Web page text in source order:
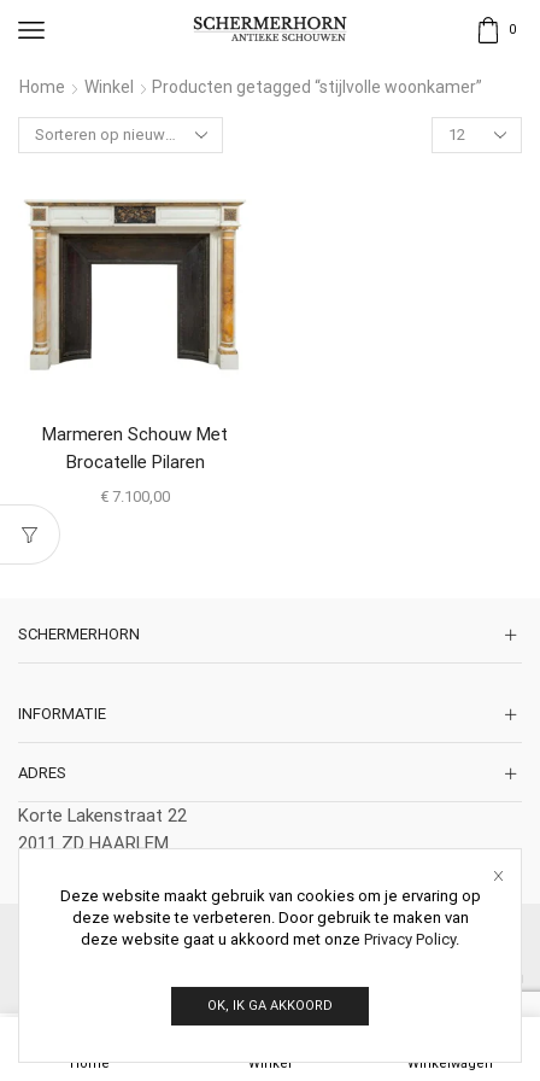
0
Home Winkel Producten getagged “stijlvolle woonkamer”
Marmeren Schouw Met
Brocatelle Pilaren
€ 7.100,00
SCHERMERHORN
INFORMATIE
ADRES
Korte Lakenstraat 22
2011 ZD HAARLEM
© 2026 Schermerhorn Antieke Schouwen. All Rights Reserved.
Home Winkel Winkelwagen
Deze website maakt gebruik van cookies om je ervaring op
deze website te verbeteren. Door gebruik te maken van
deze website gaat u akkoord met onze Privacy Policy.
OK, IK GA AKKOORD